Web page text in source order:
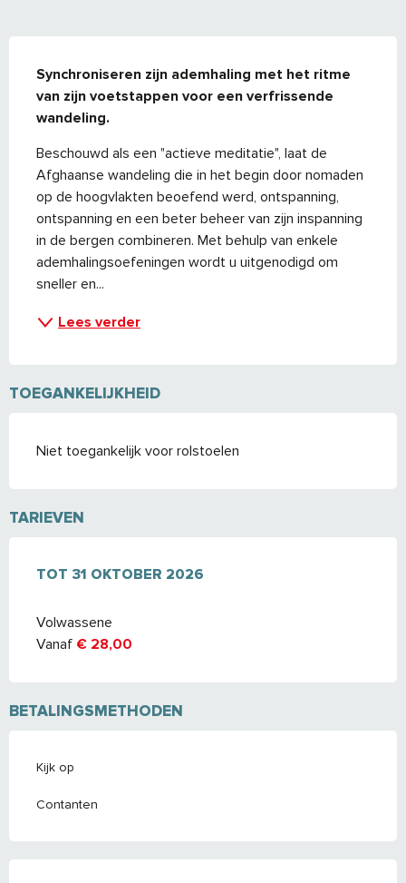
Synchroniseren zijn ademhaling met het ritme
van zijn voetstappen voor een verfrissende
wandeling.
Beschouwd als een "actieve meditatie", laat de
Afghaanse wandeling die in het begin door nomaden
op de hoogvlakten beoefend werd, ontspanning,
ontspanning en een beter beheer van zijn inspanning
in de bergen combineren. Met behulp van enkele
ademhalingsoefeningen wordt u uitgenodigd om
sneller en...
Lees verder
TOEGANKELIJKHEID
Niet toegankelijk voor rolstoelen
TARIEVEN
VAN1 APRIL 2026 TOT31 OKTOBER 2026
TOT 31 OKTOBER 2026
Volwassene
Vanaf € 28,00
BETALINGSMETHODEN
Kijk op
Contanten